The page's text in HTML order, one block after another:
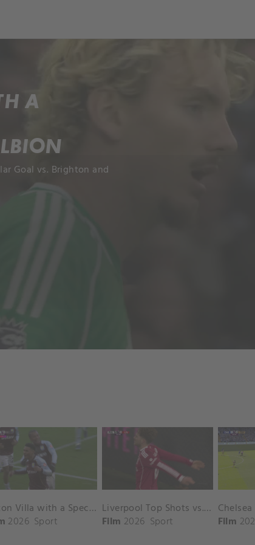
A
Goal vs. Brighton and
Aston Villa with a Spectacular Goal vs. Nottingham Forest
2026 Sport
Liverpool Top Shots vs. Fulham
Film 2026 Sport
Film